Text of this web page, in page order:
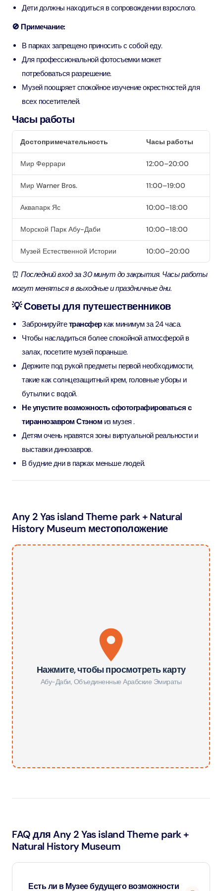
Дети должны находиться в сопровождении взрослого.
🚫 Примечание:
В парках запрещено приносить с собой еду.
Для профессиональной фотосъемки может
потребоваться разрешение.
Музей поощряет спокойное изучение окрестностей для
всех посетителей.
Часы работы
Достопримечательность Часы работы
Мир Феррари 12:00–20:00
Мир Warner Bros. 11:00–19:00
Аквапарк Яс 10:00–18:00
Морской Парк Абу-Даби 10:00–18:00
Музей Естественной Истории 10:00–20:00
⏰ Последний вход за 30 минут до закрытия. Часы работы
могут меняться в выходные и праздничные дни.
💡 Советы для путешественников
Забронируйтетрансферкак минимум за 24 часа.
Чтобы насладиться более спокойной атмосферой в
залах, посетите музей пораньше.
Держите под рукой предметы первой необходимости,
такие как солнцезащитный крем, головные уборы и
бутылки с водой.
Не упустите возможность сфотографироваться с
тираннозавром Стэном из музея .
Детям очень нравятся зоны виртуальной реальности и
выставки динозавров.
В будние дни в парках меньше людей.
Any 2 Yas island Theme park + Natural
History Museum местоположение
Нажмите, чтобы просмотреть карту
Абу-Даби, Объединенные Арабские Эмираты
FAQ для Any 2 Yas island Theme park +
Natural History Museum
Есть ли в Музее будущего возможности